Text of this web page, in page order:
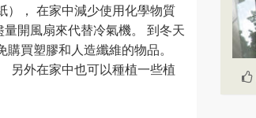
）， 在家中減少使用化學物質
開風扇來代替冷氣機。 到冬天
買塑膠和人造纖維的物品。
另外在家中也可以種植一些植